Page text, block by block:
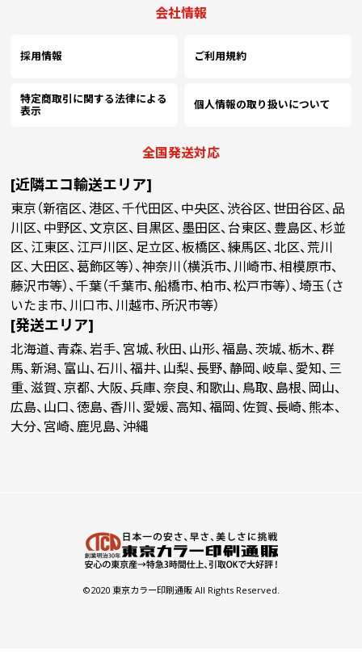
会社情報
採用情報 ご利用規約
特定商取引に関する法律による
表示
個人情報の取り扱いについて
全国発送対応
[近隣エコ輸送エリア]
東京（新宿区、港区、千代田区、中央区、渋谷区、世田谷区、品
川区、中野区、文京区、目黒区、墨田区、台東区、豊島区、杉並
区、江東区、江戸川区、足立区、板橋区、練馬区、北区、荒川
区、大田区、葛飾区等）、神奈川（横浜市、川崎市、相模原市、
藤沢市等）、千葉（千葉市、船橋市、柏市、松戸市等）、埼玉（さ
いたま市、川口市、川越市、所沢市等）
[発送エリア]
北海道、青森、岩手、宮城、秋田、山形、福島、茨城、栃木、群
馬、新潟、富山、石川、福井、山梨、長野、静岡、岐阜、愛知、三
重、滋賀、京都、大阪、兵庫、奈良、和歌山、鳥取、島根、岡山、
広島、山口、徳島、香川、愛媛、高知、福岡、佐賀、長崎、熊本、
大分、宮崎、鹿児島、沖縄
©2020 東京カラー印刷通販 All Rights Reserved.